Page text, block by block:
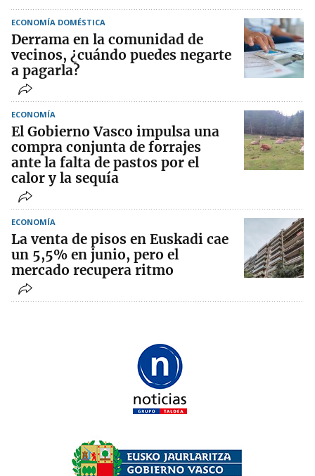
ECONOMÍA DOMÉSTICA
Derrama en la comunidad de
vecinos, ¿cuándo puedes negarte
a pagarla?
ECONOMÍA
El Gobierno Vasco impulsa una
compra conjunta de forrajes
ante la falta de pastos por el
calor y la sequía
ECONOMÍA
La venta de pisos en Euskadi cae
un 5,5% en junio, pero el
mercado recupera ritmo